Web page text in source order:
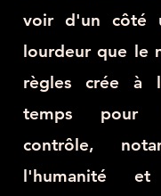
voir d'un côté
lourdeur que le
règles crée à
temps pour
contrôle,
l'humanité